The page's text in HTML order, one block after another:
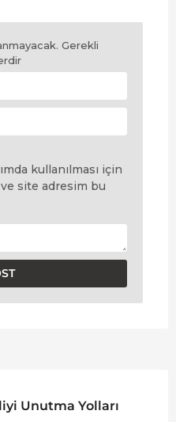
Gerekli
kullanılması için
site adresim bu
Unutma Yolları